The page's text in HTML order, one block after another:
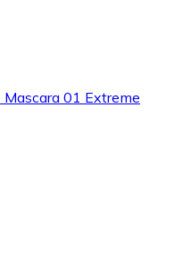
Mascara 01 Extreme